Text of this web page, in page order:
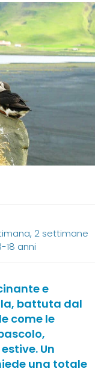
2 settimane
18 anni
e
battuta dal
come le
Un
una totale